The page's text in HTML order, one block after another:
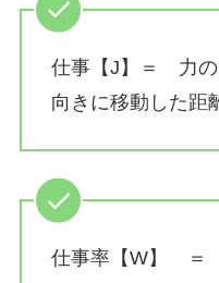
仕事【J】＝ 力
向きに移動した距
仕事率【W】 ＝